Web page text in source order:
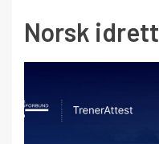
Norsk idrett